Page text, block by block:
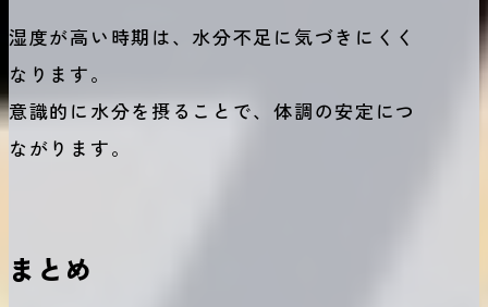
湿度が高い時期は、水分不足に気づきにくく
なります。
意識的に水分を摂ることで、体調の安定につ
ながります。
まとめ